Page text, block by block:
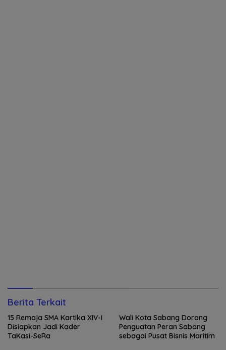
Berita Terkait
15 Remaja SMA Kartika XIV-I
Disiapkan Jadi Kader
TaKasi-SeRa
Wali Kota Sabang Dorong
Penguatan Peran Sabang
sebagai Pusat Bisnis Maritim